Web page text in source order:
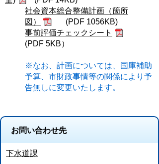
社会資本総合整備計画（箇所
図）
(PDF 1056KB)
事前評価チェックシート
(PDF 5KB）
※なお、計画については、国庫補助
予算、市財政事情等の関係により予
告無しに変更いたします。
お問い合わせ先
下水道課